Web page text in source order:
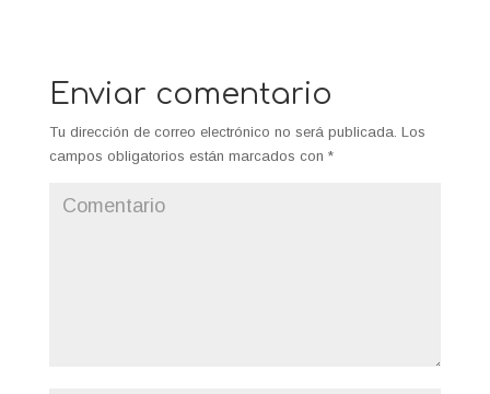
Enviar comentario
Tu dirección de correo electrónico no será publicada. Los
campos obligatorios están marcados con *